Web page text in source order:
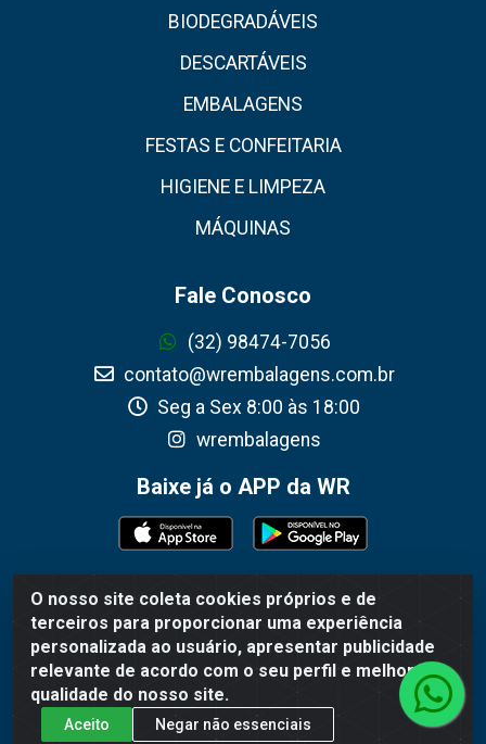
O nosso site coleta cookies próprios e de
terceiros para proporcionar uma experiência
personalizada ao usuário, apresentar publicidade
relevante de acordo com o seu perfil e melhorar a
qualidade do nosso site.
Aceito Negar não essenciais
BIODEGRADÁVEIS
DESCARTÁVEIS
EMBALAGENS
FESTAS E CONFEITARIA
HIGIENE E LIMPEZA
MÁQUINAS
Fale Conosco
(32) 98474-7056
contato@wrembalagens.com.br
Seg a Sex 8:00 às 18:00
wrembalagens
Baixe já o APP da WR
WR Embalagens - R. Cel. Teodoro Gomes de Araújo, 1360 -
Grogotó - Barbacena / MG - CEP 36202-628 - CNPJ
02.692.206/0001-55